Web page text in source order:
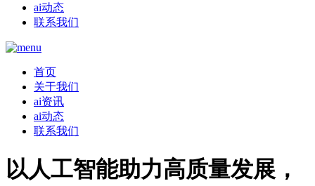
ai动态
联系我们
首页
关于我们
ai资讯
ai动态
联系我们
以人工智能助力高质量发展，